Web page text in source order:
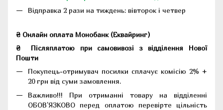
Відправка 2 рази на тиждень: вівторок і четвер
₴ Онлайн оплата Монобанк (Еквайринг)
₴
Післяплатою при самовивозі з відділення Нової
Пошти
Покупець-отримувач посилки сплачує комісію 2% +
20 грн від суми замовлення.
Важливо!!! При отриманні товару на відділенні
ОБОВ'ЯЗКОВО перед оплатою перевірте цільність